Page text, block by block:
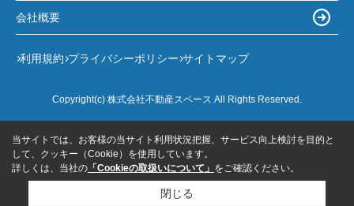
会社概要
利用規約 プライバシーポリシー サイトマップ
Copyright(c) 株式会社不動産スペース All Rights Reserved.
当サイトでは、お客様の当サイト利用状況把握、サービス向上検討を目的と
して、クッキー（Cookie）を使用しています。
詳しくは、当社の 「Cookieの取扱いについて」 をご確認ください。
閉じる